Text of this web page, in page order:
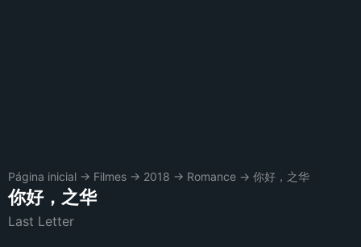
Página inicial → Filmes → 2018 → Romance → 你好，之华
你好，之华
Last Letter